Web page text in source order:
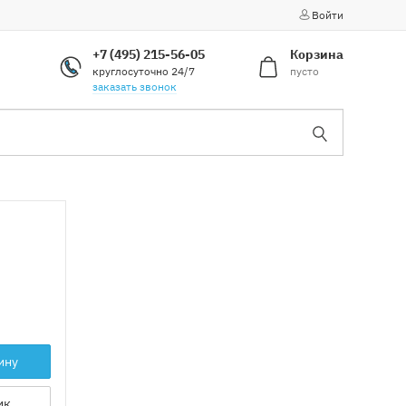
Войти
+7 (495) 215-56-05
круглосуточно 24/7
заказать звонок
Корзина
пусто